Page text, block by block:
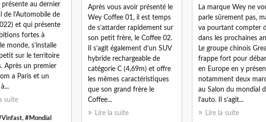
présente au dernier
de l’Automobile de
et qui présente
fortes à
monde, s’installe
sur le territoire
Après un premier
a Paris et un
suite
, #Mondial
Après vous avoir présenté le
Wey Coffee 01, il est temps
de s’attarder rapidement sur
son petit frère, le Coffee 02.
Il s’agit également d’un SUV
hybride rechargeable de
catégorie C (4,69m) et offre
les mêmes caractéristiques
que son grand frère le
Coffee...
Lire la suite
La marque Wey ne
parle sûrement pas,
va pourtant compter
dans les prochaines
Le groupe chinois
frappe fort pour
en Europe en y
notamment deux
au Salon du mondial
l’auto. Il s’agit...
Lire la suite